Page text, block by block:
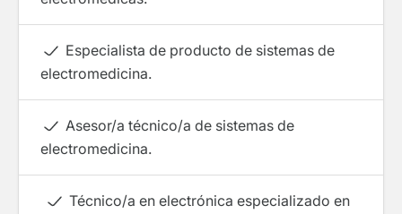
Especialista de producto de sistemas de
electromedicina.
Asesor/a técnico/a de sistemas de
electromedicina.
Técnico/a en electrónica especializado en